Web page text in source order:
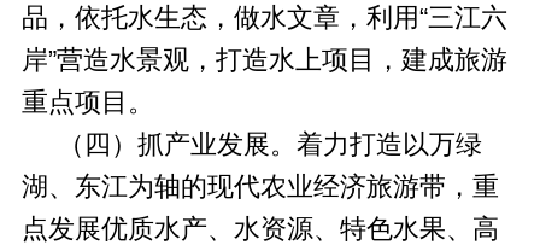
品，依托水生态，做水文章，利用“三江六
岸”营造水景观，打造水上项目，建成旅游
重点项目。
（四）抓产业发展。着力打造以万绿
湖、东江为轴的现代农业经济旅游带，重
点发展优质水产、水资源、特色水果、高